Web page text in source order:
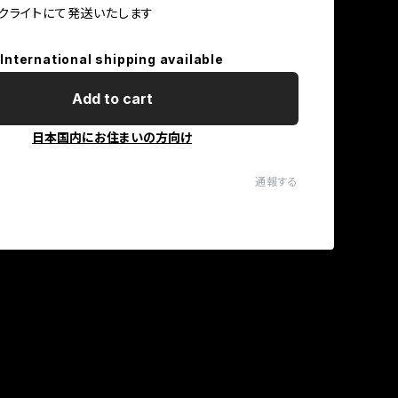
ライトにて発送いたします
International shipping available
Add to cart
日本国内にお住まいの方向け
通報する